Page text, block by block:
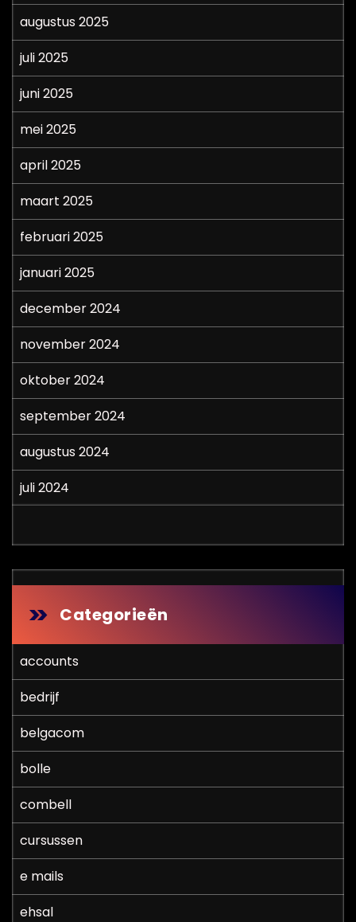
augustus 2025
juli 2025
juni 2025
mei 2025
april 2025
maart 2025
februari 2025
januari 2025
december 2024
november 2024
oktober 2024
september 2024
augustus 2024
juli 2024
Categorieën
accounts
bedrijf
belgacom
bolle
combell
cursussen
e mails
ehsal